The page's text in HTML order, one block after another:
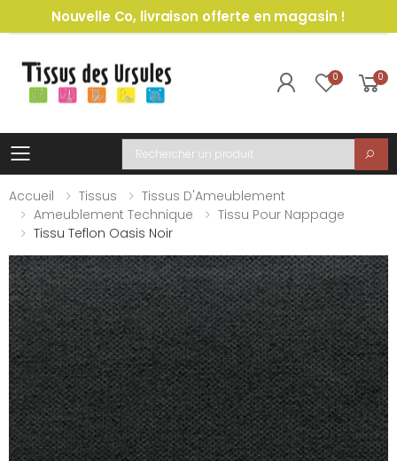
Nouvelle Co, livraison offerte en magasin !
0 0
Toggle mobile menu
Recherche
Accueil
Tissus
Tissus D'Ameublement
Ameublement Technique
Tissu Pour Nappage
Tissu Teflon Oasis Noir